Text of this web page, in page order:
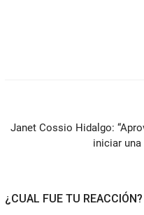
Janet Cossio Hidalgo:
iniciar
¿CUAL FUE TU REACCIÓN?